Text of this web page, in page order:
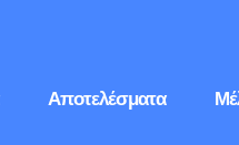
Αποτελέσματα